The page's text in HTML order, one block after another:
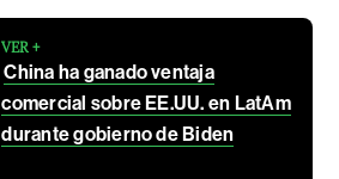
VER +
China ha ganado ventaja
comercial sobre EE.UU. en LatAm
durante gobierno de Biden